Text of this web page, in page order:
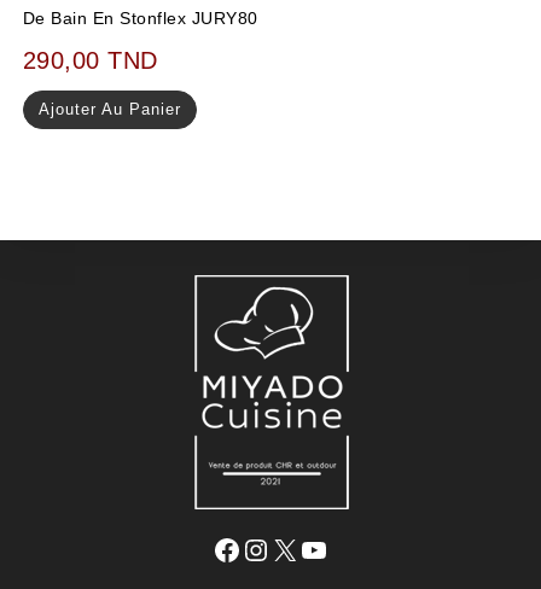
De Bain En Stonflex JURY80
290,00TND
Ajouter Au Panier